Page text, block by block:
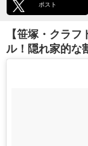
ポスト
【笹塚・クラ
ル！隠れ家的な